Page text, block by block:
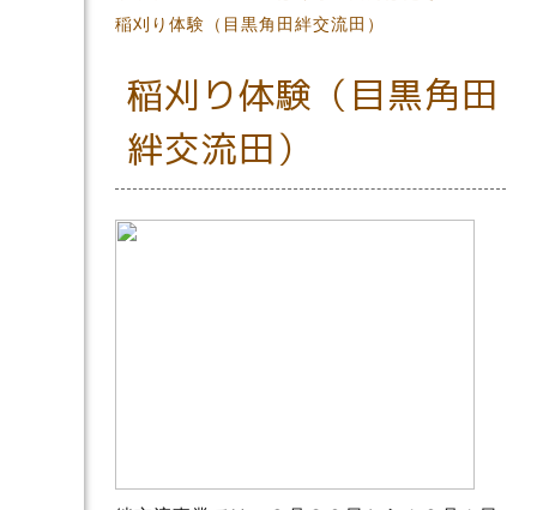
稲刈り体験（目黒角田絆交流田）
稲刈り体験（目黒角田
絆交流田）